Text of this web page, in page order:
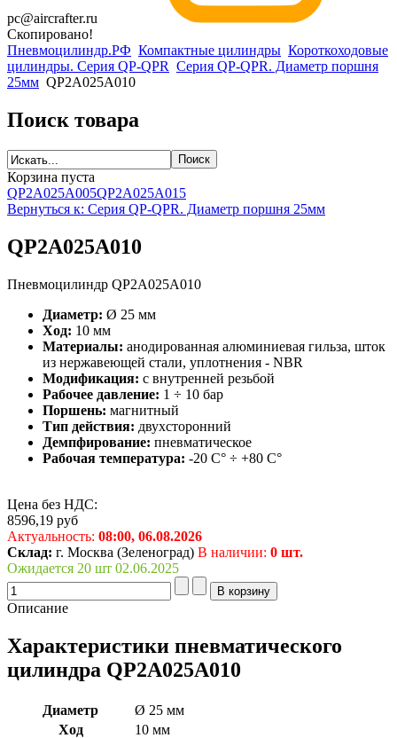
pc@aircrafter.ru
Скопировано!
Пневмоцилиндр.РФ Компактные цилиндры Короткоходовые
цилиндры. Серия QP-QPR Серия QP-QPR. Диаметр поршня
25мм QP2A025A010
Поиск товара
Корзина пуста
QP2A025A005QP2A025A015
Вернуться к: Серия QP-QPR. Диаметр поршня 25мм
QP2A025A010
Пневмоцилиндр QP2A025A010
Диаметр: Ø 25 мм
Ход: 10 мм
Материалы: анодированная алюминиевая гильза, шток
из нержавеющей стали, уплотнения - NBR
Модификация: с внутренней резьбой
Рабочее давление: 1 ÷ 10 бар
Поршень: магнитный
Тип действия: двухсторонний
Демпфирование: пневматическое
Рабочая температура: -20 С° ÷ +80 С°
Цена без НДС:
8596,19 руб
Актуальность: 08:00, 06.08.2026
Склад: г. Москва (Зеленоград) В наличии: 0 шт.
Ожидается 20 шт 02.06.2025
Описание
Характеристики пневматического
цилиндра QP2A025A010
Диаметр
Ø 25 мм
Ход
10 мм